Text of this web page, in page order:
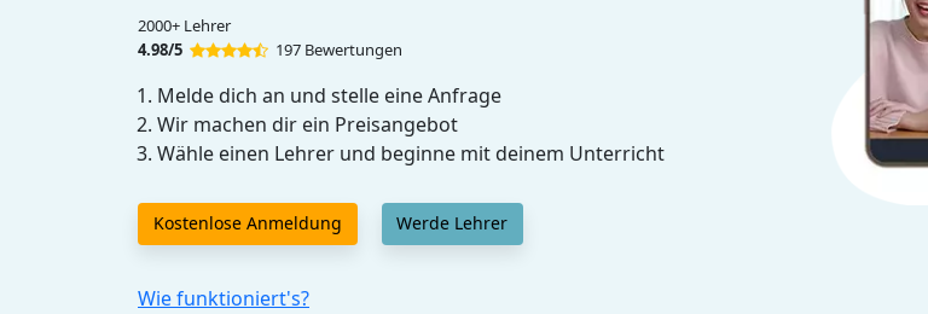
2000+ Lehrer
4.98/5
197 Bewertungen
Melde dich an und stelle eine Anfrage
Wir machen dir ein Preisangebot
Wähle einen Lehrer und beginne mit deinem Unterricht
Kostenlose Anmeldung Werde Lehrer
Wie funktioniert's?